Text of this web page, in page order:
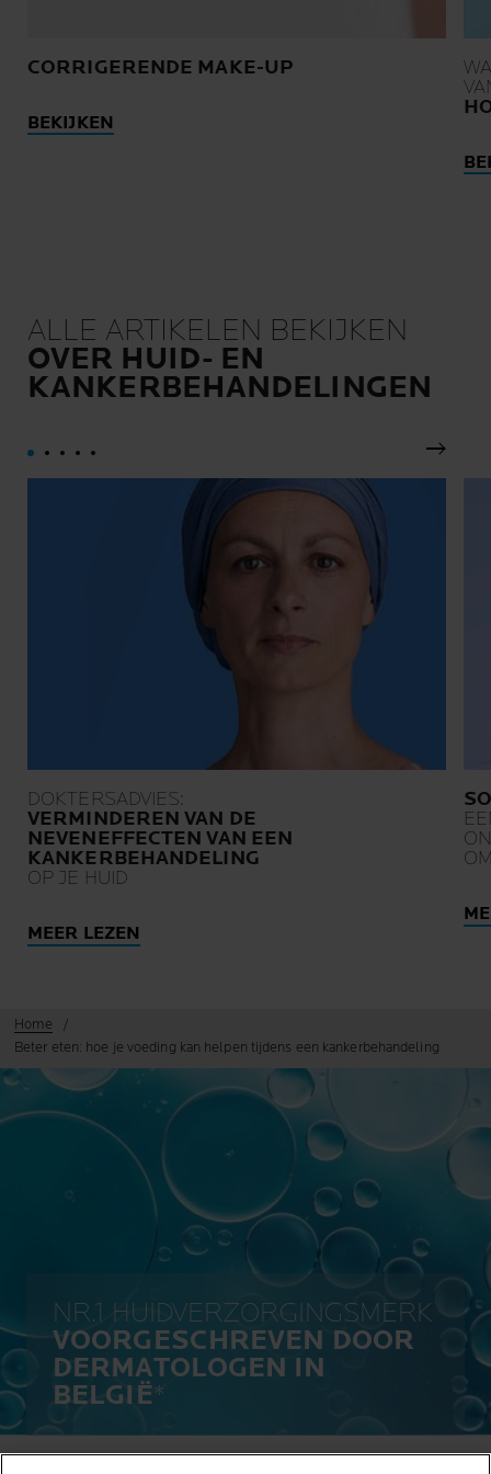
CORRIGERENDE MAKE-UP
BEKIJKEN
ALLE ARTIKELEN BEKIJKEN
OVER HUID- EN
KANKERBEHANDELINGEN
DOKTERSADVIES:
VERMINDEREN VAN DE
NEVENEFFECTEN VAN EEN
KANKERBEHANDELING
OP JE HUID
MEER LEZEN
Home
Beter eten: hoe je voeding kan helpen tijdens een kankerbehandeling
NR.1 HUIDVERZORGINGSMERK
VOORGESCHREVEN DOOR
DERMATOLOGEN IN
BELGIË*